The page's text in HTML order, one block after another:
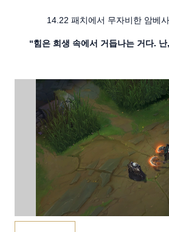
14.22 패치에서 무자비한 암베
“힘은 희생 속에서 거듭나는 거다.